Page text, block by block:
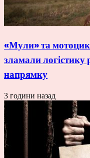
«Мули» та
зламали логістику
напрямку
3 години назад